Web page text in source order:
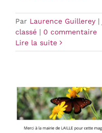
Par Laurence Guillerey |
classé | 0 commentaire
Lire la suite